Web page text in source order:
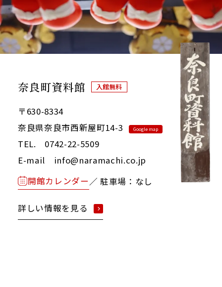
奈良町資料館 入館無料
〒630-8334
奈良県奈良市西新屋町14-3
Google map
TEL. 0742-22-5509
E-mail info@naramachi.co.jp
開館カレンダー／ 駐車場：なし
詳しい情報を見る